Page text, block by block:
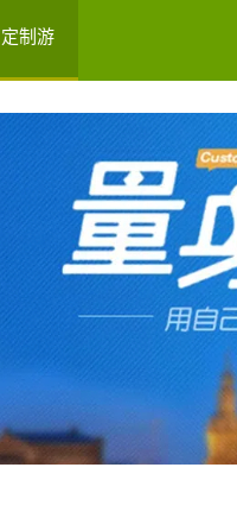
定制游